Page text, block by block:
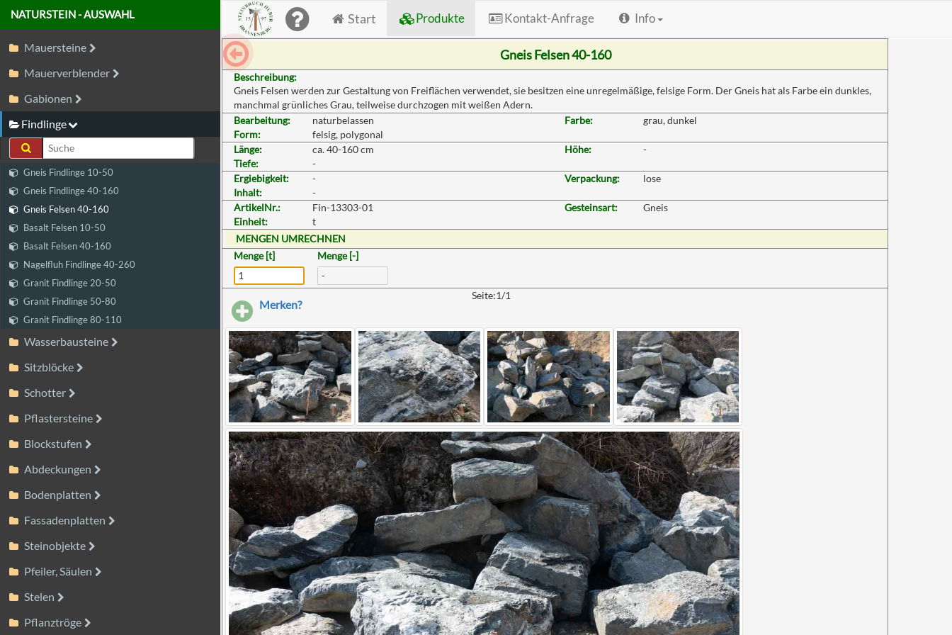
Start Produkte Kontakt-Anfrage Info
Gneis Felsen 40-160
Beschreibung:
Gneis Felsen werden zur Gestaltung von Freiflächen verwendet, sie besitzen eine unregelmäßige, felsige Form. Der Gneis hat als Farbe ein dunkles,
manchmal grünliches Grau, teilweise durchzogen mit weißen Adern.
Bearbeitung:
naturbelassen Farbe:
grau, dunkel
Form:
felsig, polygonal
Länge:
ca. 40-160 cm Höhe:
-
Tiefe:
-
Ergiebigkeit:
- Verpackung:
lose
Inhalt:
-
ArtikelNr.:
Fin-13303-01 Gesteinsart:
Gneis
Einheit:
t
MENGEN UMRECHNEN
Menge [t]
Menge [-]
Merken?
Seite:1/1
NATURSTEIN - AUSWAHL
Mauersteine
Mauerverblender
Gabionen
Findlinge
Gneis Findlinge 10-50
Gneis Findlinge 40-160
Gneis Felsen 40-160
Basalt Felsen 10-50
Basalt Felsen 40-160
Nagelfluh Findlinge 40-260
Granit Findlinge 20-50
Granit Findlinge 50-80
Granit Findlinge 80-110
Wasserbausteine
Sitzblöcke
Schotter
Pflastersteine
Blockstufen
Abdeckungen
Bodenplatten
Fassadenplatten
Steinobjekte
Pfeiler, Säulen
Stelen
Pflanztröge